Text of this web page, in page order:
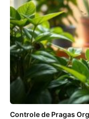
Controle de Pragas